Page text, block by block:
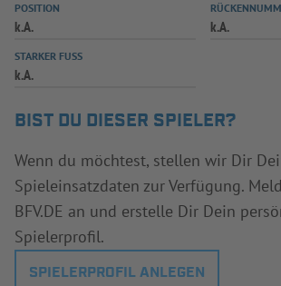
POSITION
k.A. k.A.
STARKER FUSS
k.A.
BIST DU DIESER SPIELER?
Wenn du möchtest, stellen wir Dir
Spieleinsatzdaten zur Verfügung.
BFV.DE an und erstelle Dir Dein
Spielerprofil.
SPIELERPROFIL ANLEGEN